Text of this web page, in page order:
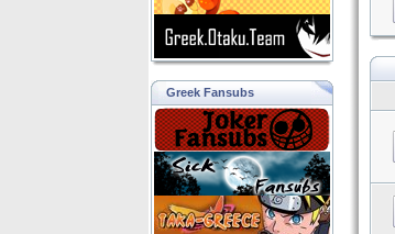
Greek Fansubs